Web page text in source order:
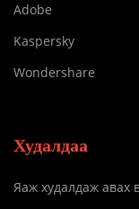
Adobe
Kaspersky
Wondershare
Худалдаа
Яаж худалдаж авах